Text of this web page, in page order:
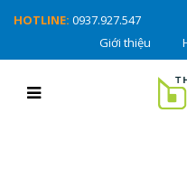
HOTLINE: 0937.927.547
Giới thiệu